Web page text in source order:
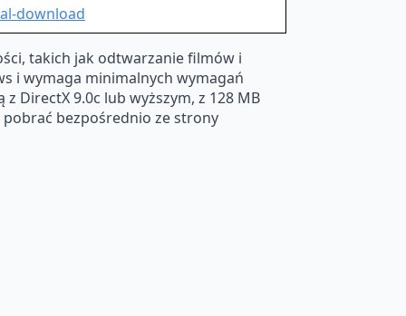
download
takich jak odtwarzanie filmów i
i wymaga minimalnych wymagań
DirectX 9.0c lub wyższym, z 128 MB
bezpośrednio ze strony